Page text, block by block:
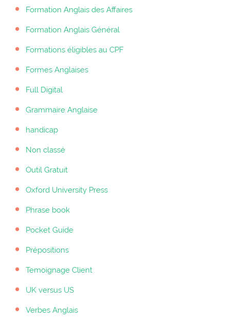
Formation Anglais des Affaires
Formation Anglais Général
Formations éligibles au CPF
Formes Anglaises
Full Digital
Grammaire Anglaise
handicap
Non classé
Outil Gratuit
Oxford University Press
Phrase book
Pocket Guide
Prépositions
Temoignage Client
UK versus US
Verbes Anglais